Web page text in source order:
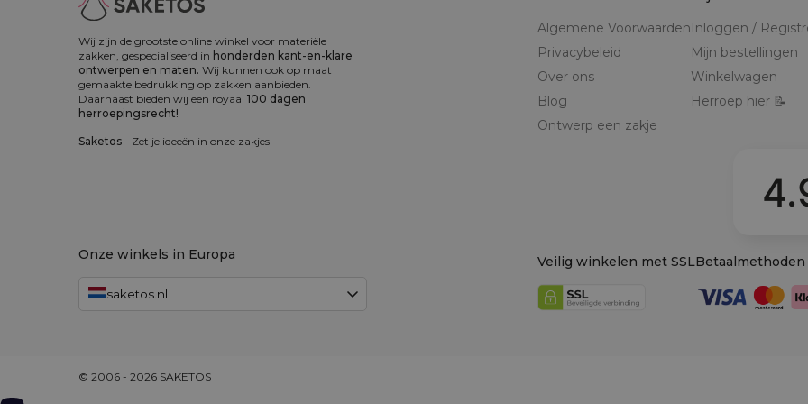
Wij zijn de grootste online winkel voor materiële
zakken, gespecialiseerd in honderden kant-en-klare
ontwerpen en maten. Wij kunnen ook op maat
gemaakte bedrukking op zakken aanbieden.
Daarnaast bieden wij een royaal 100 dagen
herroepingsrecht!
Saketos - Zet je ideeën in onze zakjes
Onze winkels in Europa
saketos.nl
Algemene Voorwaarden
Privacybeleid
Over ons
Blog
Ontwerp een zakje
Inloggen /
Mijn bestellingen
Winkelwagen
Herroep hier 📝
Veilig winkelen met SSLBetaalmethoden
© 2006 - 2026 SAKETOS